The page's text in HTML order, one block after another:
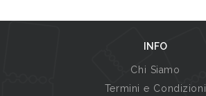
INFO
Chi Siamo
Termini e Condizioni